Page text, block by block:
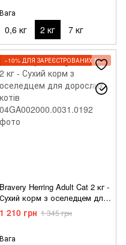
Вага
0,6 кг 2 кг 7 кг
−10% ДЛЯ ЗАРЕЄСТРОВАНИХ КЛІЄНТІВ
Bravery Herring Adult Cat 2 кг -
Сухий корм з оселедцем для
дорослих котів
1 210 грн 1 345 грн
Вага